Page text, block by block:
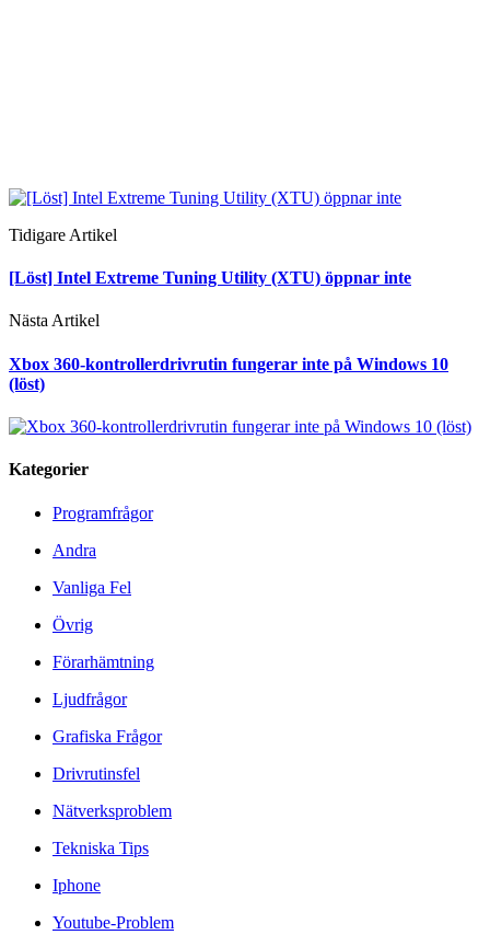
Tidigare Artikel
[Löst] Intel Extreme Tuning Utility (XTU) öppnar inte
Nästa Artikel
Xbox 360-kontrollerdrivrutin fungerar inte på Windows 10
(löst)
Kategorier
Programfrågor
Andra
Vanliga Fel
Övrig
Förarhämtning
Ljudfrågor
Grafiska Frågor
Drivrutinsfel
Nätverksproblem
Tekniska Tips
Iphone
Youtube-Problem